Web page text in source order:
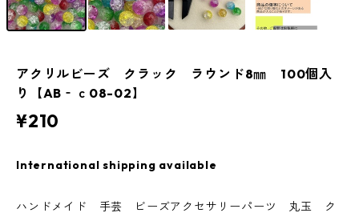
アクリルビーズ クラック ラウンド8㎜ 100個入
り【AB‐ｃ08-02】
¥210
International shipping available
ハンドメイド 手芸 ビーズアクセサリーパーツ 丸玉 ク